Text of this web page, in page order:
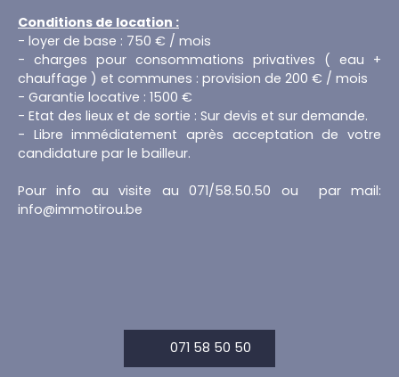
Conditions de location :
- loyer de base : 750 € / mois
- charges pour consommations privatives ( eau +
chauffage ) et communes : provision de 200 € / mois
- Garantie locative : 1500 €
- Etat des lieux et de sortie : Sur devis et sur demande.
- Libre immédiatement après acceptation de votre
candidature par le bailleur.
Pour info au visite au 071/58.50.50 ou par mail:
info@immotirou.be
071 58 50 50